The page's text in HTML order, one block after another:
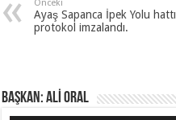
Önceki
Ayaş Sapanca İpek Yolu hattı
protokol imzalandı.
BAŞKAN: ALİ ORAL